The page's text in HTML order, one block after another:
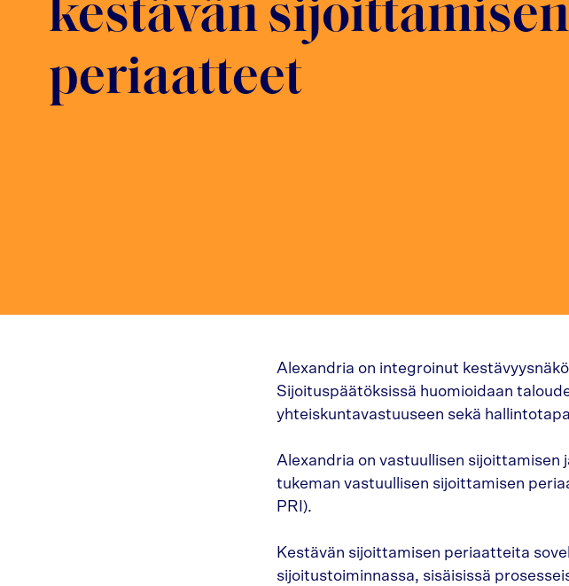
kestävän sijoittamisen
periaatteet
Alexandria on integroinut
Sijoituspäätöksissä huomioidaan
yhteiskuntavastuuseen sekä
Alexandria on vastuullisen sijoittamisen
tukeman vastuullisen sijoittamisen
PRI).
Kestävän sijoittamisen periaatteita
sijoitustoiminnassa, sisäisissä